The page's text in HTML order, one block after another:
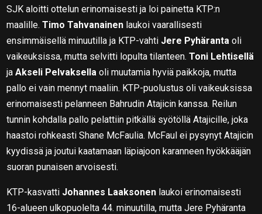
SJK aloitti ottelun erinomaisesti ja loi painetta KTP:n
maalille.Timo Tahvanainen laukoi vaarallisesti
ensimmäisellä minuutilla ja KTP-vahti Jere Pyhäranta oli
vaikeuksissa, mutta selvitti lopulta tilanteen.Toni Lehtisellä
jaAkseli Pelvaksella oli muutamia hyviä paikkoja, mutta
pallo ei vain mennyt maaliin. KTP-puolustus oli vaikeuksissa
erinomaisesti pelanneen Bahrudin Atajicin kanssa. Reilun
tunnin kohdalla pallo pelattiin pitkällä syötöllä Atajicille, joka
haastoi rohkeasti Shane McFaulia. McFaul ei pysynyt Atajicin
kyydissä ja joutui kaatamaan läpiajoon karanneen hyökkääjän
suoran punaisen arvoisesti.
KTP-kasvatti Johannes Laaksonen laukoi erinomaisesti
16-alueen ulkopuolelta 44. minuutilla, mutta Jere Pyhäranta